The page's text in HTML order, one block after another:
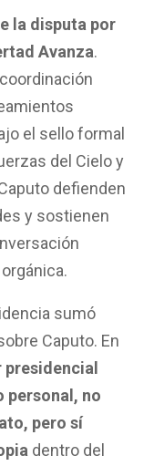
la disputa por
Avanza.
el sello formal
del Cielo y
defienden
y sostienen
sumó
Caputo. En
presidencial
personal, no
pero sí
dentro del